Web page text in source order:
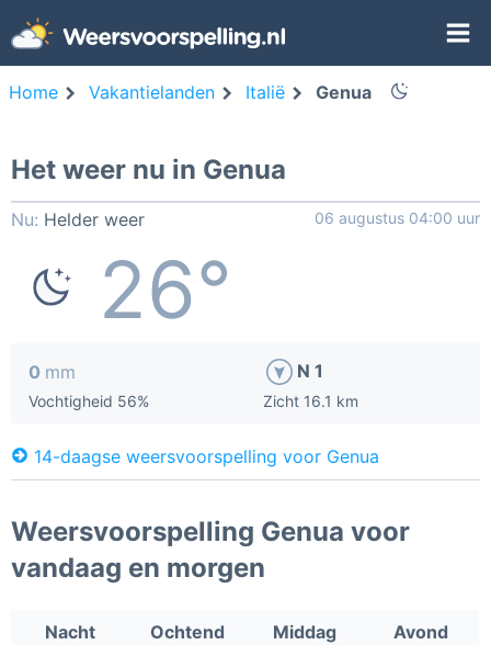
Home Vakantielanden Italië Genua
Het weer nu in Genua
Nu: Helder weer 06 augustus 04:00 uur
26°
0 mm
Vochtigheid 56%
N 1
Zicht 16.1 km
14-daagse weersvoorspelling voor Genua
Weersvoorspelling Genua voor
vandaag en morgen
Nacht Ochtend Middag Avond